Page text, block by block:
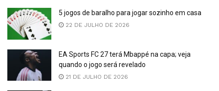
5 jogos de baralho para jogar sozinho em casa
22 DE JULHO DE 2026
EA Sports FC 27 terá Mbappé na capa; veja
quando o jogo será revelado
21 DE JULHO DE 2026